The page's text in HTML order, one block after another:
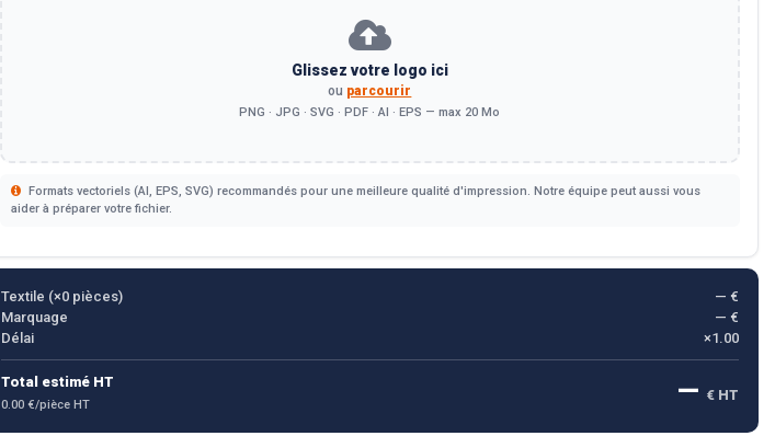
Glissez votre logo ici
ou parcourir
PNG · JPG · SVG · PDF · AI · EPS — max 20 Mo
Formats vectoriels (AI, EPS, SVG) recommandés pour une meilleure qualité d'impression. Notre équipe peut aussi vous
aider à préparer votre fichier.
Textile (×0pièces)
— €
Marquage
— €
Délai
×1.00
Total estimé HT
0.00 €/pièce HT — € HT